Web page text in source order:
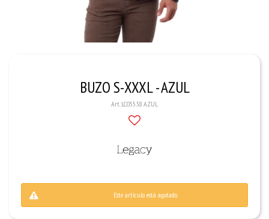
BUZO S-XXXL - AZUL
LC05538 AZUL
Este artículo está agotado.